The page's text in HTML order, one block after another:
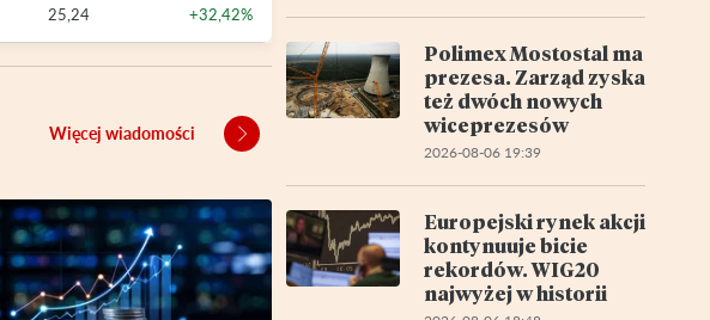
25,24 +32,42%
Więcej wiadomości
Polimex Mostostal ma
prezesa. Zarząd zyska
też dwóch nowych
wiceprezesów
2026-08-06 19:39
Europejski rynek akcji
kontynuuje bicie
rekordów. WIG20
najwyżej w historii